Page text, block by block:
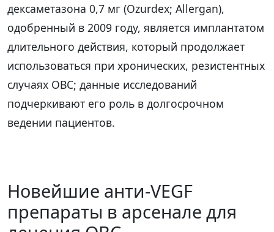
дексаметазона 0,7 мг (Ozurdex; Allergan),
одобренный в 2009 году, является имплантатом
длительного действия, который продолжает
использоваться при хронических, резистентных
случаях ОВС; данные исследований
подчеркивают его роль в долгосрочном
ведении пациентов.
Новейшие анти-VEGF
препараты в арсенале для